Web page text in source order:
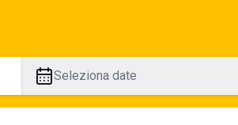
Seleziona date